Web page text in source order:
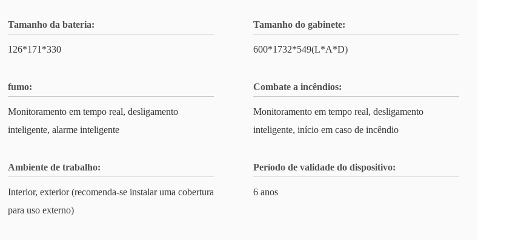
Tamanho da bateria:
126*171*330
Tamanho do gabinete:
600*1732*549(L*A*D)
fumo:
Monitoramento em tempo real, desligamento
inteligente, alarme inteligente
Combate a incêndios:
Monitoramento em tempo real, desligamento
inteligente, início em caso de incêndio
Ambiente de trabalho:
Interior, exterior (recomenda-se instalar uma cobertura
para uso externo)
Período de validade do dispositivo:
6 anos